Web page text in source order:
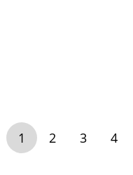
1 2 3 4